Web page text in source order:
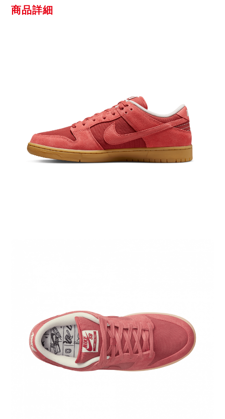
商品詳細